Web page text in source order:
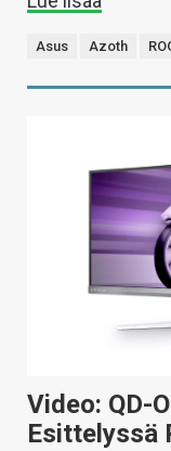
Asus Azoth
Video: QD-
Esittelyssä